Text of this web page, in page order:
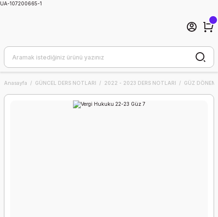
UA-107200665-1
Anasayfa GÜNCEL DERS NOTLARI 2022 - 2023 DERS NOTLARI GÜZ DÖNEMİ